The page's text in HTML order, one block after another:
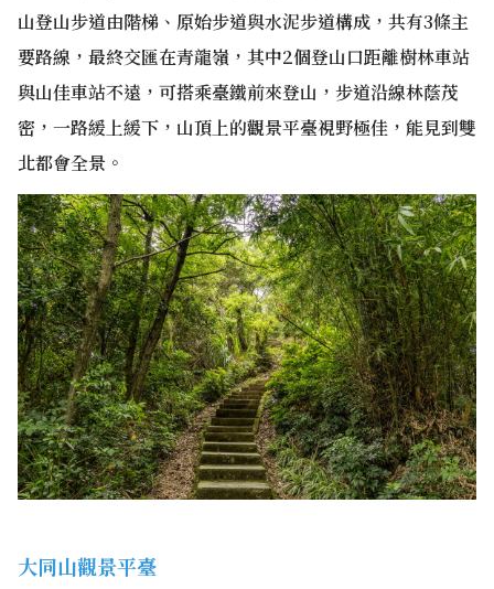
山登山步道由階梯、原始步道與水泥步道構成，共有3條主
要路線，最終交匯在青龍嶺，其中2個登山口距離樹林車站
與山佳車站不遠，可搭乘臺鐵前來登山，步道沿線林蔭茂
密，一路緩上緩下，山頂上的觀景平臺視野極佳，能見到雙
北都會全景。
大同山觀景平臺